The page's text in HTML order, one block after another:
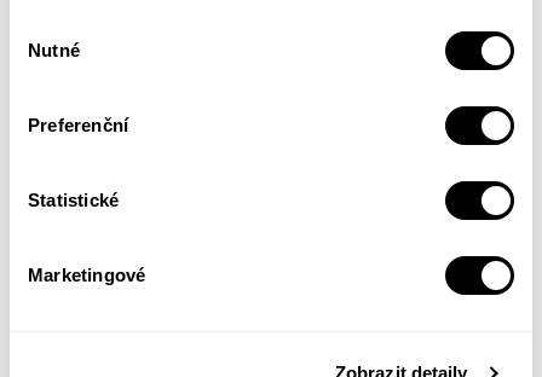
souhlasu
Nutné
Preferenční
Statistické
Marketingové
Zobrazit detaily
216 stránek